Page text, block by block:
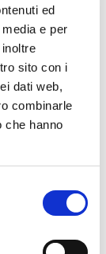
ed
e per
sito con i
dati web,
combinarle
che hanno
i
cali
della